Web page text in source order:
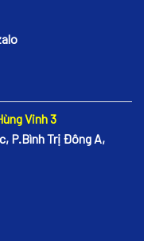
Vinh 3
P.Bình Trị Đông A,